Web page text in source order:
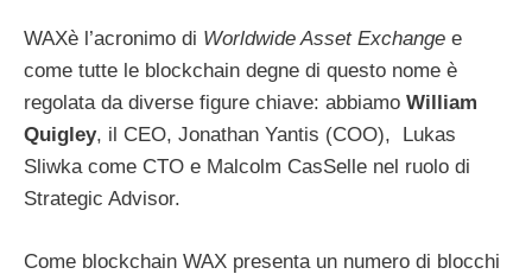
WAXè l’acronimo di Worldwide Asset Exchange e
come tutte le blockchain degne di questo nome è
regolata da diverse figure chiave: abbiamo William
Quigley, il CEO, Jonathan Yantis (COO), Lukas
Sliwka come CTO e Malcolm CasSelle nel ruolo di
Strategic Advisor.
Come blockchain WAX presenta un numero di blocchi